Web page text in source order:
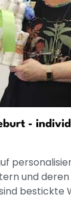
-
und deren
bestickte